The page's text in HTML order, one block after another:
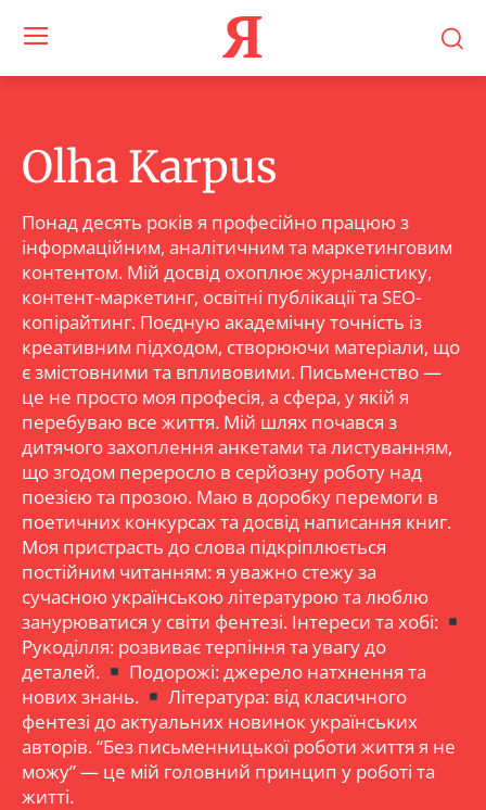
Я
Olha Karpus
Понад десять років я професійно працюю з
інформаційним, аналітичним та маркетинговим
контентом. Мій досвід охоплює журналістику,
контент-маркетинг, освітні публікації та SEO-
копірайтинг. Поєдную академічну точність із
креативним підходом, створюючи матеріали, що
є змістовними та впливовими. Письменство —
це не просто моя професія, а сфера, у якій я
перебуваю все життя. Мій шлях почався з
дитячого захоплення анкетами та листуванням,
що згодом переросло в серйозну роботу над
поезією та прозою. Маю в доробку перемоги в
поетичних конкурсах та досвід написання книг.
Моя пристрасть до слова підкріплюється
постійним читанням: я уважно стежу за
сучасною українською літературою та люблю
занурюватися у світи фентезі. Інтереси та хобі:
Рукоділля: розвиває терпіння та увагу до
деталей.
Подорожі: джерело натхнення та
нових знань.
Література: від класичного
фентезі до актуальних новинок українських
авторів. “Без письменницької роботи життя я не
можу” — це мій головний принцип у роботі та
житті.